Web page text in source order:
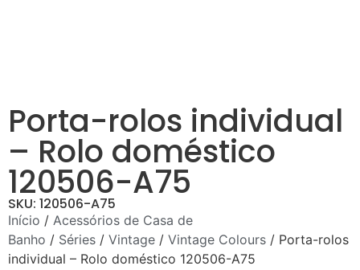
Porta-rolos individual
– Rolo doméstico
120506-A75
SKU: 120506-A75
Início / Acessórios de Casa de
Banho / Séries / Vintage / Vintage Colours / Porta-rolos
individual – Rolo doméstico 120506-A75